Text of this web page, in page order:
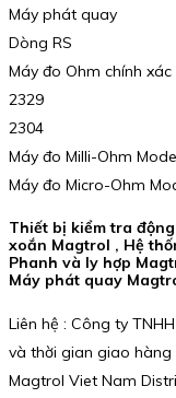
Máy phát quay
Dòng RS
Máy đo Ohm chính xác
2329
2304
Máy đo Milli-Ohm
Máy đo Micro-Ohm
Thiết bị kiểm tra
xoắn Magtrol , Hệ
Phanh và ly hợp
Máy phát quay
Liên hệ : Công ty
và thời gian giao hàng
Magtrol Viet Nam